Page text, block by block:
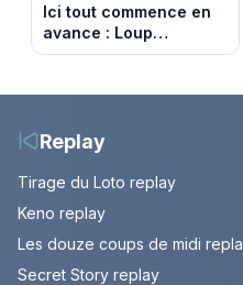
Ici tout commence en
avance : Loup
découvre la trahison
10 août 2026 (spoiler)
Replay
Tirage du Loto replay
Keno replay
Les douze coups de midi
Secret Story replay